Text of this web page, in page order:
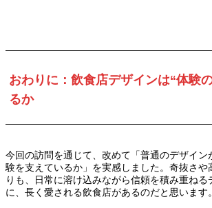
おわりに：飲食店デザインは“体験
るか
今回の訪問を通じて、改めて「普通のデザイン
験を支えているか」を実感しました。奇抜さや
りも、日常に溶け込みながら信頼を積み重ねる
に、長く愛される飲食店があるのだと思います。